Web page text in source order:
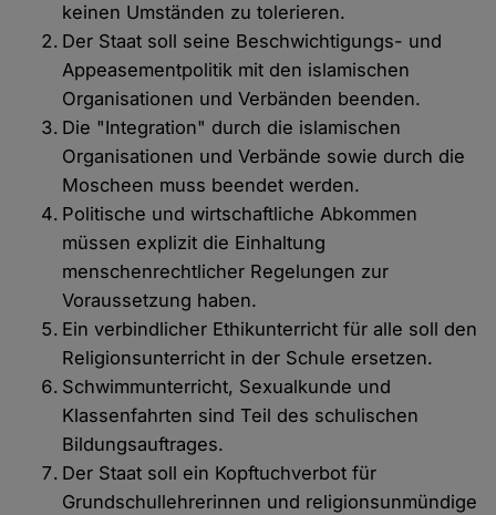
keinen Umständen zu tolerieren.
Der Staat soll seine Beschwichtigungs- und
Appeasementpolitik mit den islamischen
Organisationen und Verbänden beenden.
Die "Integration" durch die islamischen
Organisationen und Verbände sowie durch die
Moscheen muss beendet werden.
Politische und wirtschaftliche Abkommen
müssen explizit die Einhaltung
menschenrechtlicher Regelungen zur
Voraussetzung haben.
Ein verbindlicher Ethikunterricht für alle soll den
Religionsunterricht in der Schule ersetzen.
Schwimmunterricht, Sexualkunde und
Klassenfahrten sind Teil des schulischen
Bildungsauftrages.
Der Staat soll ein Kopftuchverbot für
Grundschullehrerinnen und religionsunmündige